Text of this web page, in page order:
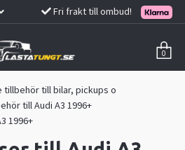
Fri frakt till ombud!
0
tillbehör till bilar, pickups o
till Audi A3 1996+
1996+